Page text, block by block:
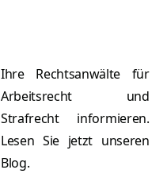
Ihre Rechtsanwälte für
Arbeitsrecht und
Strafrecht informieren.
Lesen Sie jetzt unseren
Blog.